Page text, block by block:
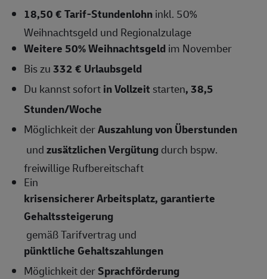
18,50 € Tarif-Stundenlohninkl. 50%
Weihnachtsgeld und Regionalzulage
Weitere 50% Weihnachtsgeldim November
Bis zu332 € Urlaubsgeld
Du kannst sofortin Vollzeit starten,38,5
Stunden/Woche
Möglichkeit derAuszahlung von Überstunden
undzusätzlichen Vergütungdurch bspw.
freiwillige Rufbereitschaft
Ein
krisensicherer Arbeitsplatz, garantierte
Gehaltssteigerung
gemäß Tarifvertrag und
pünktliche Gehaltszahlungen
Möglichkeit derSprachförderung